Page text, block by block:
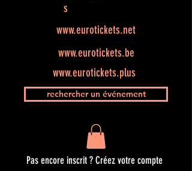
s
www.eurotickets.net
www.eurotickets.be
www.eurotickets.plus
rechercher un événement
Pas encore inscrit ? Créez votre compte